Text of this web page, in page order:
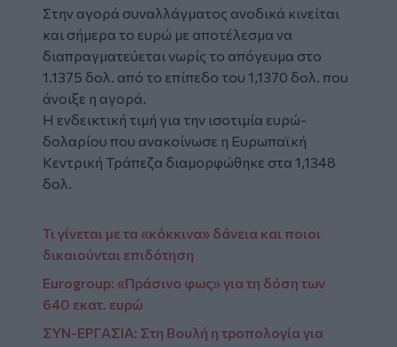
Στην αγορά συναλλάγματος ανοδικά κινείται
και σήμερα το ευρώ με αποτέλεσμα να
διαπραγματεύεται νωρίς το απόγευμα στο
1.1375 δολ. από το επίπεδο του 1,1370 δολ. που
άνοιξε η αγορά.
Η ενδεικτική τιμή για την ισοτιμία ευρώ-
δολαρίου που ανακοίνωσε η Ευρωπαϊκή
Κεντρική Τράπεζα διαμορφώθηκε στα 1,1348
δολ.
Τι γίνεται με τα «κόκκινα» δάνεια και ποιοι
δικαιούνται επιδότηση
Eurogroup: «Πράσινο φως» για τη δόση των
640 εκατ. ευρώ
ΣΥΝ-ΕΡΓΑΣΙΑ: Στη Βουλή η τροπολογία για